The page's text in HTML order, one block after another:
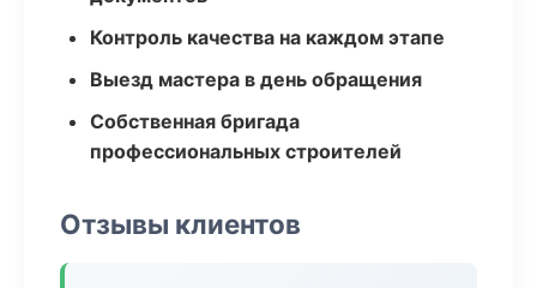
Контроль качества на каждом этапе
Выезд мастера в день обращения
Собственная бригада
профессиональных строителей
Отзывы клиентов